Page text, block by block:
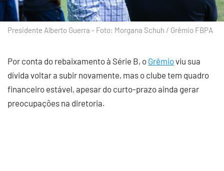
Presidente Alberto Guerra - Foto: Morgana Schuh / Grêmio FBPA
Por conta do rebaixamento à Série B, o Grêmioviu sua
dívida voltar a subir novamente, mas o clube tem quadro
financeiro estável, apesar do curto-prazo ainda gerar
preocupações na diretoria.